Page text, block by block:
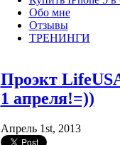
Обо мне
Отзывы
ТРЕНИНГИ
Проэкт
1 апреля!=))
Апрель 1st, 2013